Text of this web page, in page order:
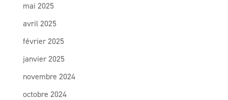
mai 2025
avril 2025
février 2025
janvier 2025
novembre 2024
octobre 2024